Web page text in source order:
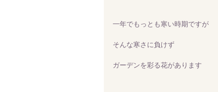
一年でもっとも寒い時期ですが
そんな寒さに負けず
ガーデンを彩る花があります